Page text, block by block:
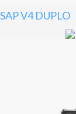
SAP V4 DUPLO